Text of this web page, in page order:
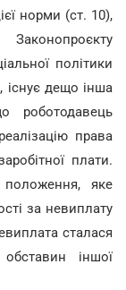
норми (ст. 10),
політики
існує дещо інша
роботодавець
права
плати.
яке
за невиплату
сталася
іншої